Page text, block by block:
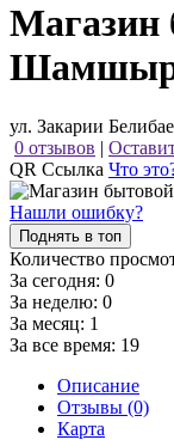
Магазин
ул. Закарии
0 отзывов |
QR Ссылка Что
Нашли ошибку?
Поднять в топ
Количество
За сегодня: 0
За неделю: 0
За месяц: 1
За все время: 19
Описание
Отзывы (0)
Карта